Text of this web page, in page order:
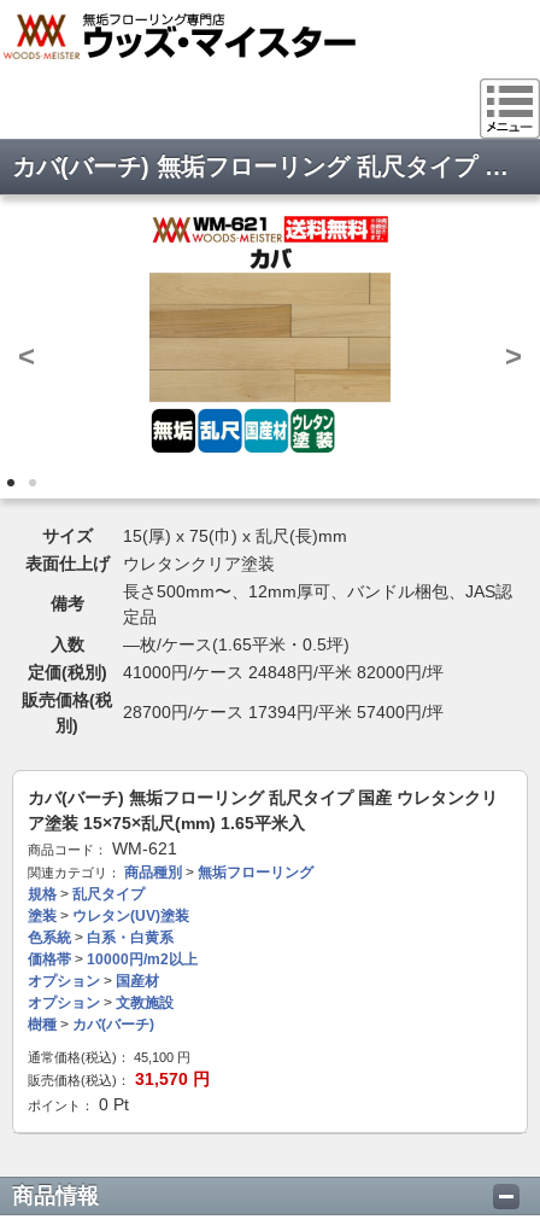
カバ(バーチ) 無垢フローリング 乱尺タイプ 国産 ウレタンクリア塗装 15×75×乱尺(mm) 1.65平米入
< >
サイズ
15(厚) x 75(巾) x 乱尺(長)mm
表面仕上げ
ウレタンクリア塗装
備考
長さ500mm〜、12mm厚可、バンドル梱包、JAS認
定品
入数
―枚/ケース(1.65平米・0.5坪)
定価(税別)
41000円/ケース 24848円/平米 82000円/坪
販売価格(税
別)
28700円/ケース 17394円/平米 57400円/坪
カバ(バーチ) 無垢フローリング 乱尺タイプ 国産 ウレタンクリ
ア塗装 15×75×乱尺(mm) 1.65平米入
商品コード： WM-621
関連カテゴリ： 商品種別 > 無垢フローリング
規格 > 乱尺タイプ
塗装 > ウレタン(UV)塗装
色系統 > 白系・白黄系
価格帯 > 10000円/m2以上
オプション > 国産材
オプション > 文教施設
樹種 > カバ(バーチ)
通常価格(税込)： 45,100 円
販売価格(税込)：
31,570 円
ポイント： 0 Pt
商品情報